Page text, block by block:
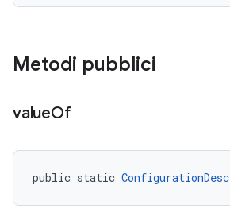
Metodi pubblici
valueOf
public static